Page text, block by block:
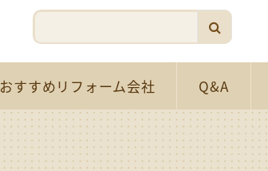
おすすめリフォーム会社 Q&A